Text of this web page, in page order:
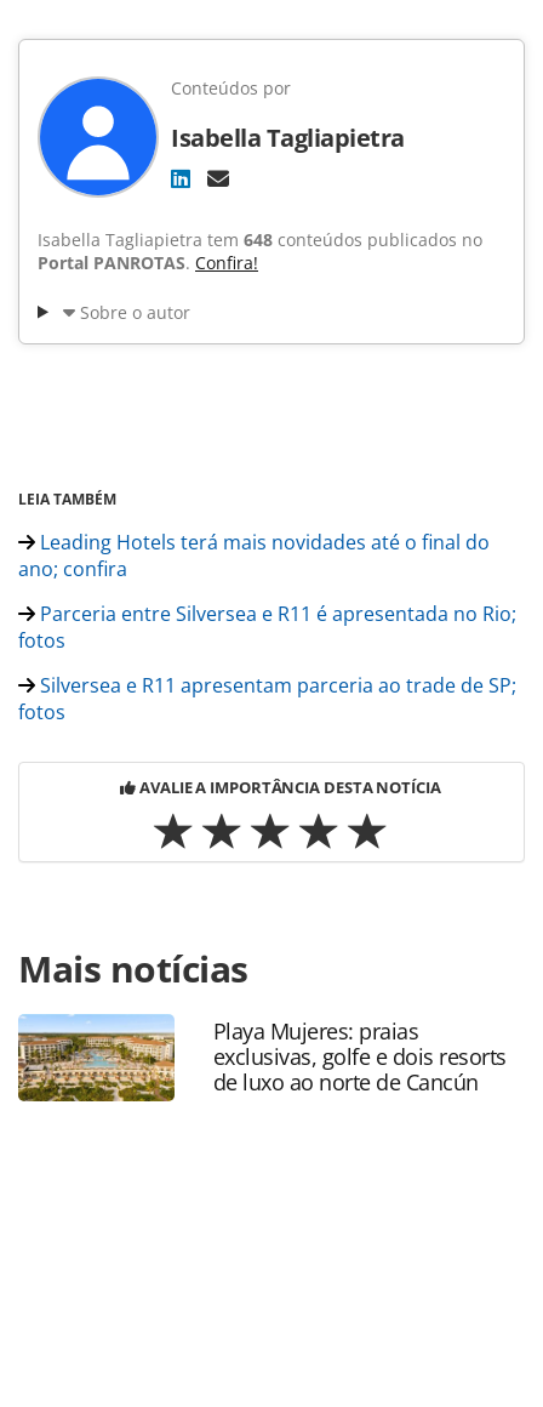
Conteúdos por
Isabella Tagliapietra
Isabella Tagliapietra tem 648 conteúdos publicados no
Portal PANROTAS. Confira!
Sobre o autor
LEIA TAMBÉM
Leading Hotels terá mais novidades até o final do
ano; confira
Parceria entre Silversea e R11 é apresentada no Rio;
fotos
Silversea e R11 apresentam parceria ao trade de SP;
fotos
AVALIE A IMPORTÂNCIA DESTA NOTÍCIA
https://www.panrotas.com.br/mercado/cruzeiros/2019/
luxury-cruises-batiza-eclipse-em-nova-york_167484.html ou
as ferramentas oferecidas na página. Todo o conteúdo
produzido pela PANROTAS Editora é protegido pela
legislação brasileira sobre direito autoral. Não reproduza o
conteúdo sem autorização da PANROTAS Editora
Mais notícias
Playa Mujeres: praias
exclusivas, golfe e dois resorts
de luxo ao norte de Cancún